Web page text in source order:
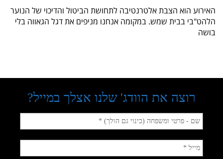
האירוע הוא הצבת אלטרנטיבה לתחושת הביטול והדיכוי של הנוער
הלהט"בי בבית שמש. במקומה אנחנו מניפים את דגל הגאווה בלי
בושה